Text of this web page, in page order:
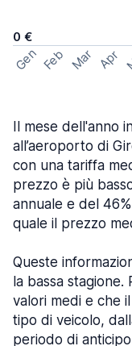
0 €
Gen Feb Mar Apr
Il mese dell'anno
all’aeroporto di
con una tariffa
prezzo è più
annuale e del
quale il prezzo
Queste
la bassa
valori medi e che
tipo di veicolo,
periodo di